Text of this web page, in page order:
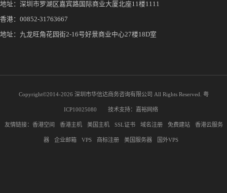
地址：深圳市罗湖区嘉宾路国际商业大厦北座11楼1111
香港：00852-31763667
地址：九龙旺角花园街2-16号好景商业中心27楼18D室
Copyright©2014-2026 深圳市华信达商务咨询有限公司 All Rights Reserved. 粤
ICP10025080 技术支持： 嘉裕网络
友情链接： 香港空间 香港主机 美国主机 SSL证书 域名注册 免费建站 香港云服务
器 企业邮箱 VPS 商标注册 美国服务器 国外VPS